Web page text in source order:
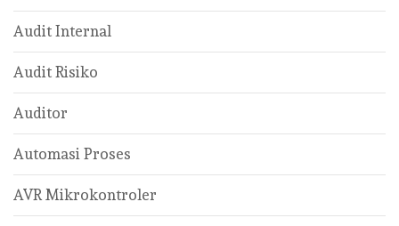
Audit Internal
Audit Risiko
Auditor
Automasi Proses
AVR Mikrokontroler